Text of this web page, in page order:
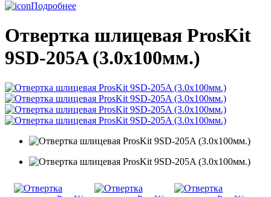
Подробнее
Отвертка шлицевая ProsKit
9SD-205A (3.0x100мм.)